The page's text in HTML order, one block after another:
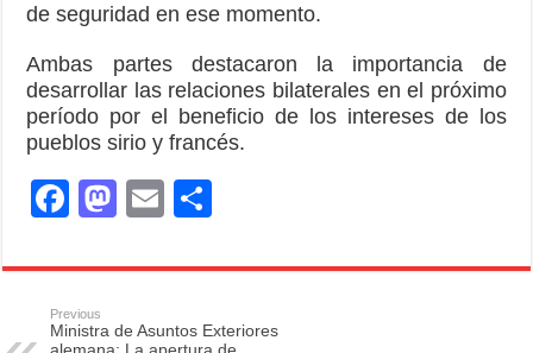
de seguridad en ese momento.
Ambas partes destacaron la importancia de
desarrollar las relaciones bilaterales en el próximo
período por el beneficio de los intereses de los
pueblos sirio y francés.
F
c
e
M
st
E
ail ar
Previous
Ministra de Asuntos Exteriores